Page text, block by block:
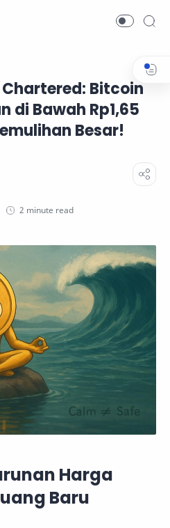
Bitcoin
di Bawah Rp1,65
Besar!
2 minute read
Harga
Baru